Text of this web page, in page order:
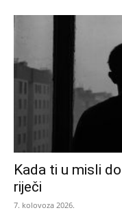
Kada ti u misli
riječi
7. kolovoza 2026.